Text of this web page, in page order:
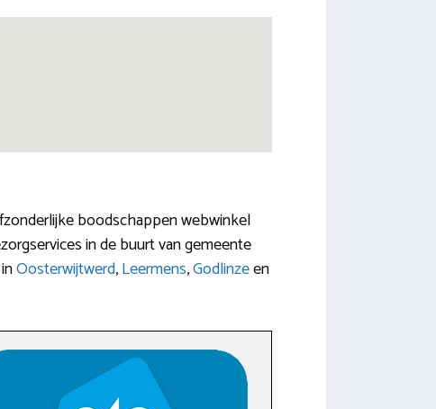
boodschappen webwinkel
in de buurt van gemeente
Oosterwijtwerd,Leermens,Godlinzeen